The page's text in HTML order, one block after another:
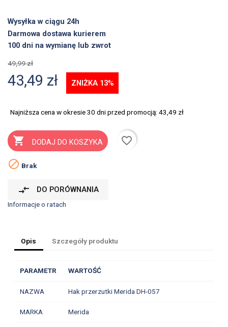
Wysyłka w ciągu 24h
Darmowa dostawa kurierem
100 dni na wymianę lub zwrot
49,99 zł
43,49 zł ZNIŻKA 13%
Najniższa cena w okresie 30 dni przed promocją: 43,49 zł
 DODAJ DO KOSZYKA
favorite_border
 Brak
compare_arrows DO PORÓWNANIA
Informacje o ratach
Opis Szczegóły produktu
PARAMETR WARTOŚĆ
NAZWA Hak przerzutki Merida DH-057
MARKA Merida